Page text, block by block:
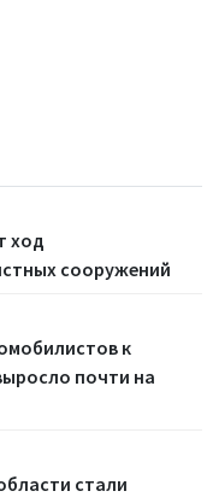
ход
сооружений
к
почти на
стали